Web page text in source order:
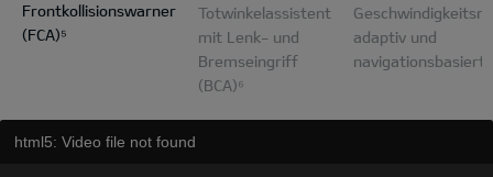
Frontkollisionswarner
(FCA)⁵
Totwinkelassistent
mit Lenk- und
Bremseingriff
(BCA)⁶
adaptiv und
navigationsbasiert
html5: Video file not found